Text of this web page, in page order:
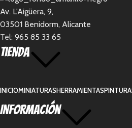
Av. L'Aigüera, 9,
03501 Benidorm, Alicante
Tel: 965 85 33 65
Tienda
INICIOMINIATURASHERRAMIENTAS
Información